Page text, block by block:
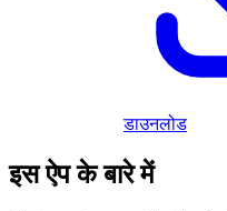
डाउनलोड
इस ऐप के बारे में